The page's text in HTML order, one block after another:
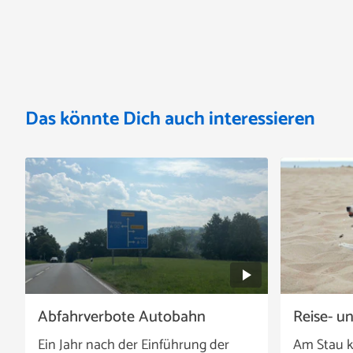
Das könnte Dich auch interessieren
Abfahrverbote Autobahn
Ein Jahr nach der Einführung der
Reise-
Am Stau